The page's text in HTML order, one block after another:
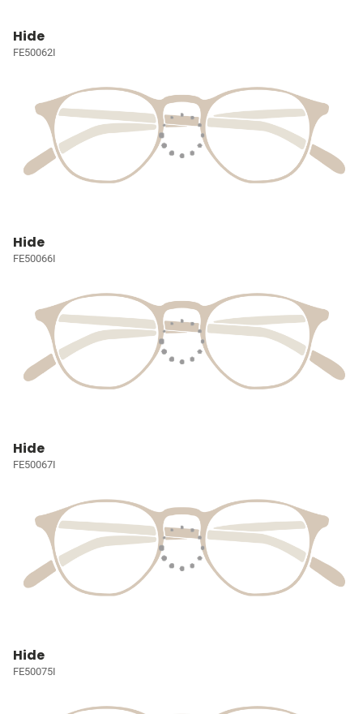
Hide
FE50062I
Hide
FE50066I
Hide
FE50067I
Hide
FE50075I